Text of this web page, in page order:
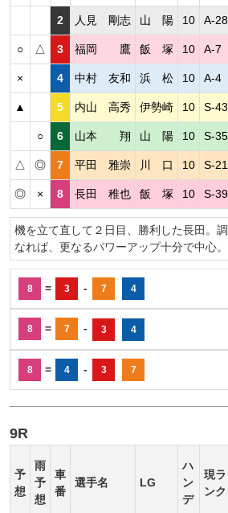
2 人見 剛志 山 陽 10 A-28
○ △ 3 福岡 鷹 飯 塚 10 A-7
× 4 中村 友和 浜 松 10 A-4
▲ 5 内山 高秀 伊勢崎 10 S-43
○ 6 山本 翔 山 陽 10 S-35
△ ◎ 7 平田 雅崇 川 口 10 S-21
◎ × 8 長田 稚也 飯 塚 10 S-39
機を立て直して２日目、勝利した長田。
なれば、更なるパワーアップ十分で中心
8 = 3 - 7 4
8 = 7 - 3 4
8 = 4 - 3 7
9R
予
想
雨
予
想
車
番
選手名 LG
ハ
ン
デ
現ラ
ンク